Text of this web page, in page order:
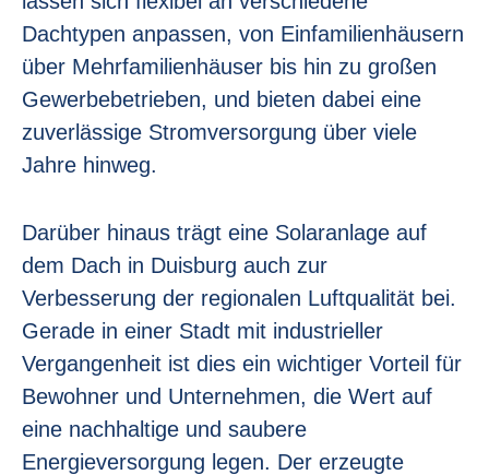
Dachtypen anpassen, von Einfamilienhäusern
über Mehrfamilienhäuser bis hin zu großen
Gewerbebetrieben, und bieten dabei eine
zuverlässige Stromversorgung über viele
Jahre hinweg.
Darüber hinaus trägt eine Solaranlage auf
dem Dach in Duisburg auch zur
Verbesserung der regionalen Luftqualität bei.
Gerade in einer Stadt mit industrieller
Vergangenheit ist dies ein wichtiger Vorteil für
Bewohner und Unternehmen, die Wert auf
eine nachhaltige und saubere
Energieversorgung legen. Der erzeugte